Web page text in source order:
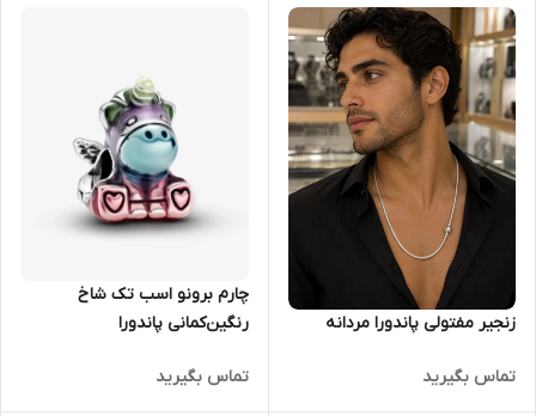
زنجیر مفتولی پاندورا مردانه
تماس بگیرید
چارم برونو اسب تک شاخ
رنگین‌کمانی پاندورا
تماس بگیرید